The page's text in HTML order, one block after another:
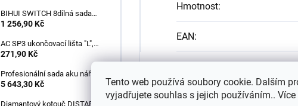
Tento web používá soubory cookie. Dalším
vyjadřujete souhlas s jejich používáním..
BIHUI SWITCH 8dílná sada
zubových hladítek INOX –
boxu
1 256,90 Kč
AC SP3 ukončovací lišta "L",
PREMIUM, hliník elox titan, v:
271,90 Kč
Profesionální sada aku nářadí
3v1 HÖGERT
5 643,30 Kč
Diamantový kotouč DISTAR
Hmotnost:
EAN: